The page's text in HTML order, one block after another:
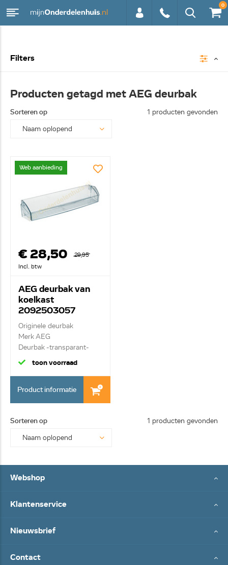
0
Filters
Producten getagd met AEG deurbak
Sorteren op 1 producten gevonden
Web aanbieding
€ 28,50
29,95
Incl. btw
AEG deurbak van
koelkast
2092503057
Originele deurbak
Merk AEG
Deurbak -transparant-
toon voorraad
Product informatie
Sorteren op 1 producten gevonden
Webshop
Klantenservice
Nieuwsbrief
Contact